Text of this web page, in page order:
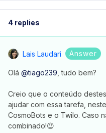
4 replies
Lais Laudari Answer
Olá @tiago239 , tudo bem?
Creio que o conteúdo
ajudar com essa tarefa,
CosmoBots e o Twilo. Caso
combinado!😉